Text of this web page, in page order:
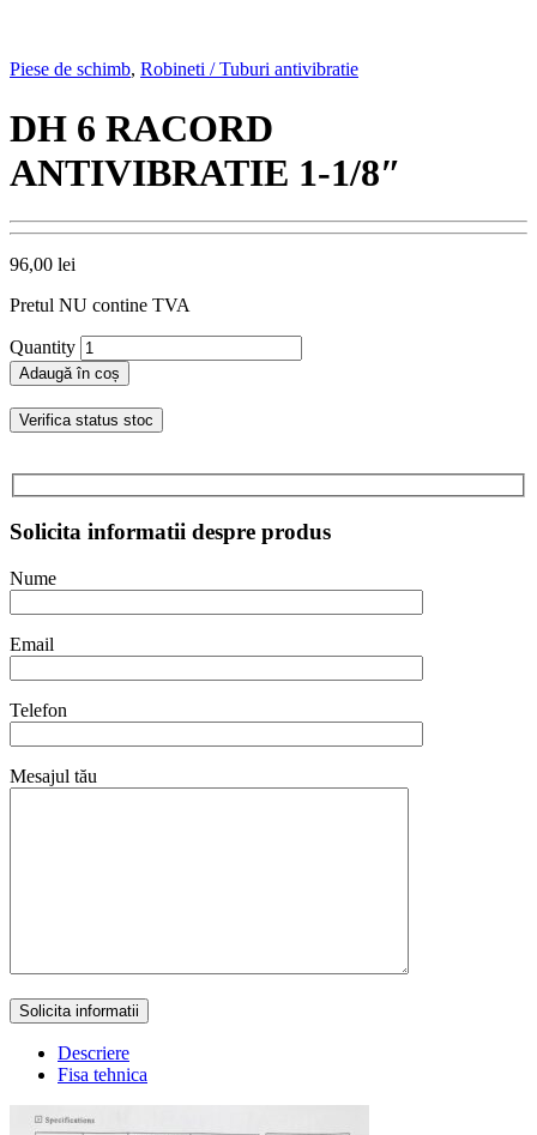
Piese de schimb, Robineti / Tuburi antivibratie
DH 6 RACORD
ANTIVIBRATIE 1-1/8″
96,00 lei
Pretul NU contine TVA
Quantity
Adaugă în coș
Verifica status stoc
Solicita informatii despre produs
Nume
Email
Telefon
Mesajul tău
Descriere
Fisa tehnica